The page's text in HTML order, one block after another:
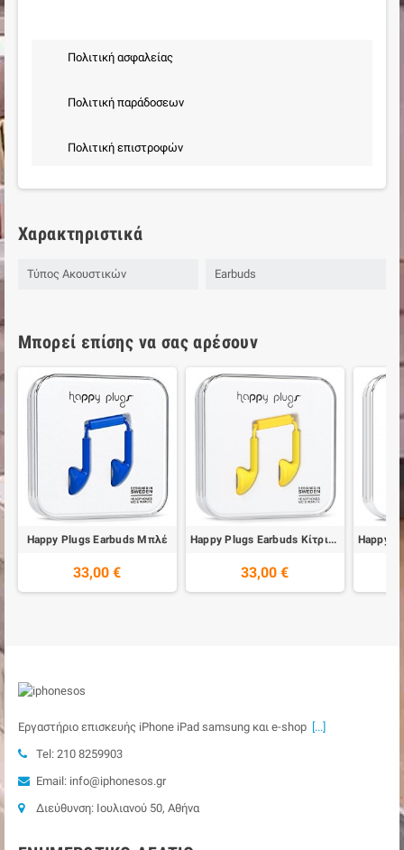
Πολιτική ασφαλείας
Πολιτική παράδοσεων
Πολιτική επιστροφών
Χαρακτηριστικά
Τύπος Ακουστικών Earbuds
Μπορεί επίσης να σας αρέσουν
Happy Plugs Earbuds Μπλέ
33,00 €
Happy Plugs Earbuds Κίτρινο
33,00 €
Εργαστήριο επισκευής iPhone iPad samsung και e-shop [...]
Tel: 210 8259903
Email: info@iphonesos.gr
Διεύθυνση: Ιουλιανού 50, Αθήνα